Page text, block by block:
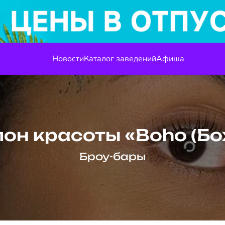
НовостиКаталог заведенийАфиша
красоты «Boho
Броу-бары